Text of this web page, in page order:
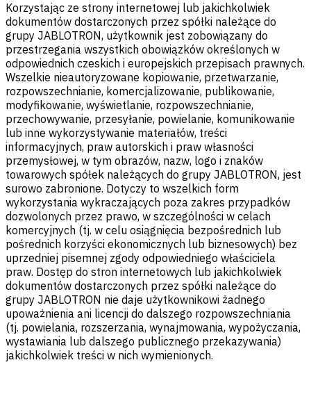
Korzystając ze strony internetowej lub jakichkolwiek
dokumentów dostarczonych przez spółki należące do
grupy JABLOTRON, użytkownik jest zobowiązany do
przestrzegania wszystkich obowiązków określonych w
odpowiednich czeskich i europejskich przepisach prawnych.
Wszelkie nieautoryzowane kopiowanie, przetwarzanie,
rozpowszechnianie, komercjalizowanie, publikowanie,
modyfikowanie, wyświetlanie, rozpowszechnianie,
przechowywanie, przesyłanie, powielanie, komunikowanie
lub inne wykorzystywanie materiałów, treści
informacyjnych, praw autorskich i praw własności
przemysłowej, w tym obrazów, nazw, logo i znaków
towarowych spółek należących do grupy JABLOTRON, jest
surowo zabronione. Dotyczy to wszelkich form
wykorzystania wykraczających poza zakres przypadków
dozwolonych przez prawo, w szczególności w celach
komercyjnych (tj. w celu osiągnięcia bezpośrednich lub
pośrednich korzyści ekonomicznych lub biznesowych) bez
uprzedniej pisemnej zgody odpowiedniego właściciela
praw. Dostęp do stron internetowych lub jakichkolwiek
dokumentów dostarczonych przez spółki należące do
grupy JABLOTRON nie daje użytkownikowi żadnego
upoważnienia ani licencji do dalszego rozpowszechniania
(tj. powielania, rozszerzania, wynajmowania, wypożyczania,
wystawiania lub dalszego publicznego przekazywania)
jakichkolwiek treści w nich wymienionych.